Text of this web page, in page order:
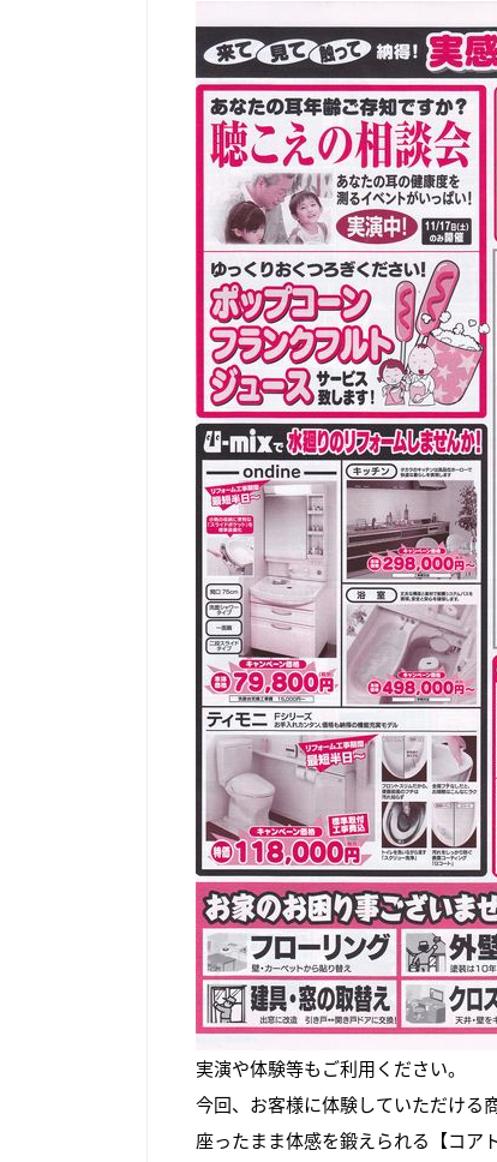
実演や体験等もご利用ください。
今回、お客様に体験していただける
座ったまま体感を鍛えられる 【コア